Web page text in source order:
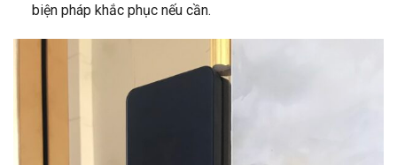
biện pháp khắc phục nếu cần.